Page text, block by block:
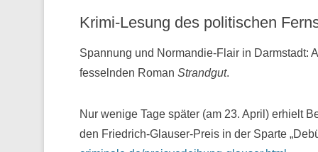
Krimi-Lesung des politischen
Spannung und Normandie-Flair in Darmstadt:
fesselnden Roman Strandgut.
Nur wenige Tage später (am 23. April) erhielt
den Friedrich-Glauser-Preis in der Sparte